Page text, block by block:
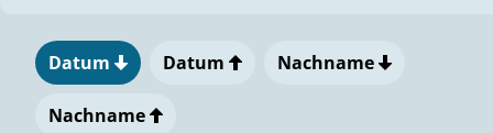
Datum Datum Nachname
Nachname